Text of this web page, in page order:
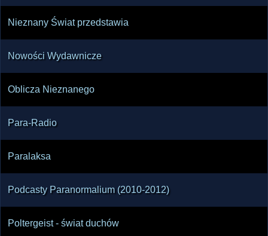
Nieznany Świat przedstawia
Nowości Wydawnicze
Oblicza Nieznanego
Para-Radio
Paralaksa
Podcasty Paranormalium (2010-2012)
Poltergeist - świat duchów